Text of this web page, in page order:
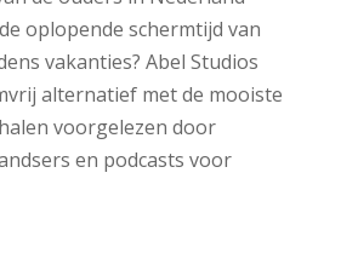
oplopende schermtijd van
vakanties? Abel Studios
alternatief met de mooiste
voorgelezen door
en podcasts voor